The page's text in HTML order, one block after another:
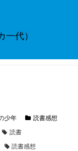
一代）
少年
読書感想
読書
読書感想